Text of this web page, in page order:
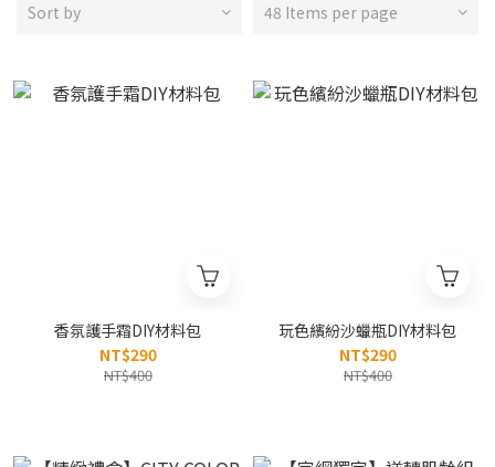
Sort by 48 Items per page
香氛護手霜DIY材料包
NT$290
NT$400
玩色繽紛沙蠟瓶DIY材料包
NT$290
NT$400